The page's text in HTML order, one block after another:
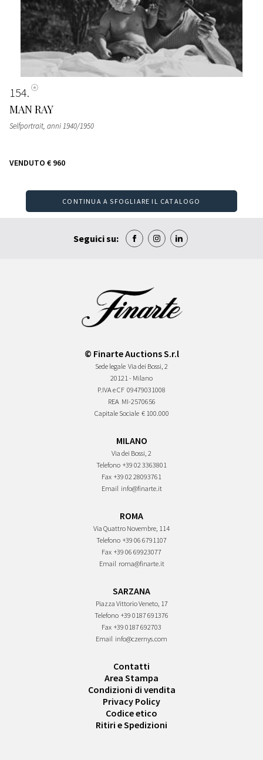
154
MAN RAY
Selfportrait, anni 1940/1950
VENDUTO € 960
CONTINUA A SFOGLIARE IL CATALOGO
Seguici su:
© Finarte Auctions S.r.l
Sede legale Via dei Bossi, 2
20121 - Milano
P.IVA e CF 09479031008
REA MI-2570656
Capitale Sociale € 100.000
MILANO
Via dei Bossi, 2
Telefono +39 02 3363801
Fax +39 02 28093761
Email info@finarte.it
ROMA
Via Quattro Novembre, 114
Telefono +39 06 6791107
Fax +39 06 69923077
Email roma@finarte.it
SARZANA
Piazza Vittorio Veneto, 17
Telefono +39 0187 691376
Fax +39 0187 692703
Email info@czernys.com
Contatti
Area Stampa
Condizioni di vendita
Privacy Policy
Codice etico
Ritiri e Spedizioni